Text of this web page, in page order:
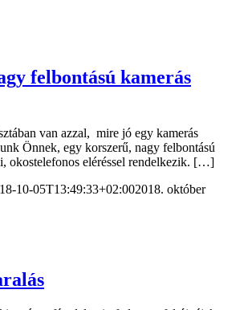
felbontású kamerás
van azzal, mire jó egy kamerás
Önnek, egy korszerű, nagy felbontású
okostelefonos eléréssel rendelkezik. […]
10-05T13:49:33+02:002018. október